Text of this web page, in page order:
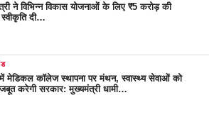
ने विभिन्न विकास योजनाओं के लिए ₹5 करोड़ की
स्वीकृति दी…
में मेडिकल कॉलेज स्थापना पर मंथन, स्वास्थ्य सेवाओं को
करेगी सरकार: मुख्यमंत्री धामी…